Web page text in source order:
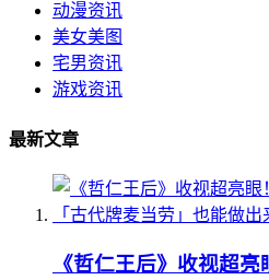
动漫资讯
美女美图
宅男资讯
游戏资讯
最新文章
《哲仁王后》收视超